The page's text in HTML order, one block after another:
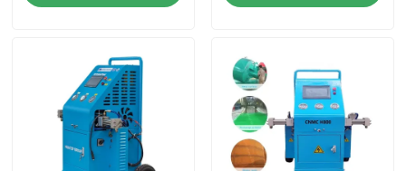
جولة في المعمل
ضبط الجودة